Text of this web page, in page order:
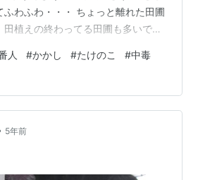
ふわふわ・・・ ちょっと離れた田圃
植えの終わってる田圃も多いです
ね～！ ・・と声を掛けられて 「要
と思いながらも 声を掛けて頂いた
と・・・返事して 3本頂きました
けのこ」は「硬い」んです！ カント
るそうですね！ 1袋20個入りが19
人 #かかし #たけのこ #中毒
5年前